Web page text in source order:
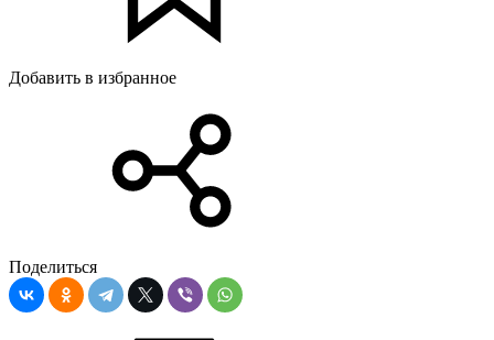
Добавить в избранное
Поделиться